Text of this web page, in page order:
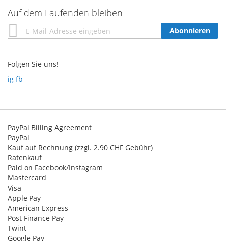
Auf dem Laufenden bleiben
Annmeldung
zum
Abonnieren
Folgen Sie uns!
ig fb
PayPal Billing Agreement
PayPal
Kauf auf Rechnung (zzgl. 2.90 CHF Gebühr)
Ratenkauf
Paid on Facebook/Instagram
Mastercard
Visa
Apple Pay
American Express
Post Finance Pay
Twint
Google Pay